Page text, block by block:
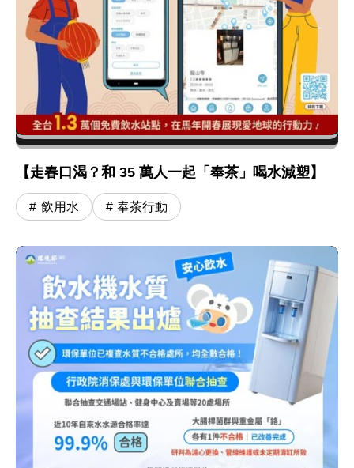
【走春口渴？和 35 萬人一起「奉茶」喝水減塑】
飲用水 奉茶行動